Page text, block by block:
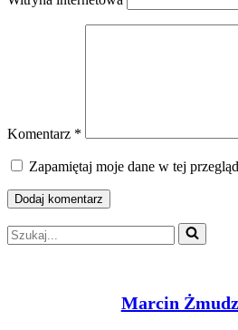
Komentarz *
Zapamiętaj moje dane w tej
Szukaj...
Marcin